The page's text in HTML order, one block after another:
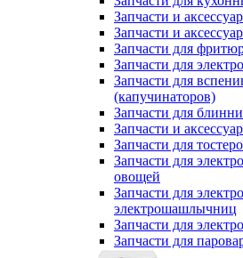
Запчасти и
Запчасти и
Запчасти для
Запчасти для
Запчасти для
(капучинаторов)
Запчасти для
Запчасти и
Запчасти для
Запчасти для
овощей
Запчасти для
электрошашлычниц
Запчасти для
Запчасти для